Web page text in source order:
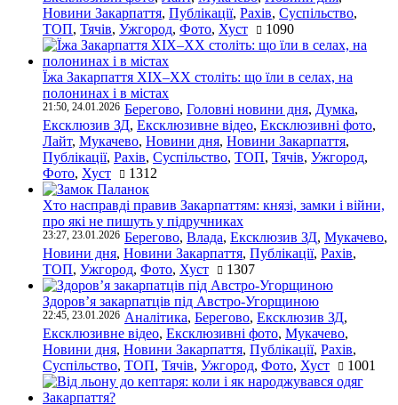
Новини Закарпаття, Публікації, Рахів, Суспільство,
ТОП, Тячів, Ужгород, Фото, Хуст 1090
Їжа Закарпаття ХІХ–ХХ століть: що їли в селах, на
полонинах і в містах
21:50, 24.01.2026 Берегово, Головні новини дня, Думка,
Ексклюзив ЗД, Ексклюзивне відео, Ексклюзивні фото,
Лайт, Мукачево, Новини дня, Новини Закарпаття,
Публікації, Рахів, Суспільство, ТОП, Тячів, Ужгород,
Фото, Хуст 1312
Хто насправді правив Закарпаттям: князі, замки і війни,
про які не пишуть у підручниках
23:27, 23.01.2026 Берегово, Влада, Ексклюзив ЗД, Мукачево,
Новини дня, Новини Закарпаття, Публікації, Рахів,
ТОП, Ужгород, Фото, Хуст 1307
Здоров’я закарпатців під Австро-Угорщиною
22:45, 23.01.2026 Аналітика, Берегово, Ексклюзив ЗД,
Ексклюзивне відео, Ексклюзивні фото, Мукачево,
Новини дня, Новини Закарпаття, Публікації, Рахів,
Суспільство, ТОП, Тячів, Ужгород, Фото, Хуст 1001